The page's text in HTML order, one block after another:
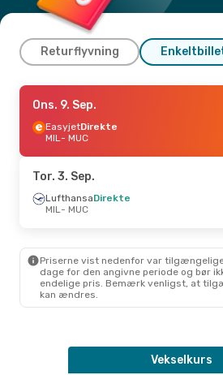
Returflyvning
Fre. 4. Sep.
EasyjetDirekte
MIL- MUC
MUC- MIL
Ons. 9. Sep.
EasyjetDirekte
MIL- MUC
Tor. 3. Sep.
LufthansaDirekte
MIL- MUC
Priserne vist nedenfor var
dage for den angivne periode og bør
endelige pris. Bemærk venligst, at
kan ændres.
Vekselkurs